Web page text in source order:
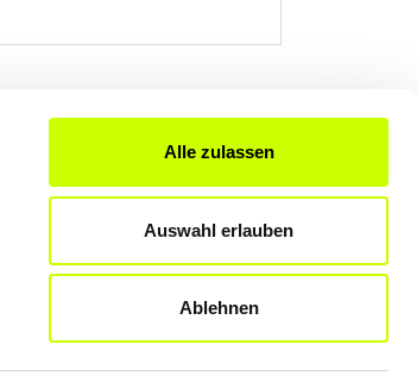
Alle zulassen
Auswahl erlauben
Ablehnen
& Lösungen
Rechtliche Hinweise